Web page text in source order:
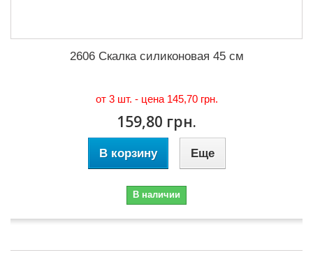
2606 Скалка силиконовая 45 см
от 3 шт. - цена 145,70 грн.
159,80 грн.
В корзину Еще
В наличии